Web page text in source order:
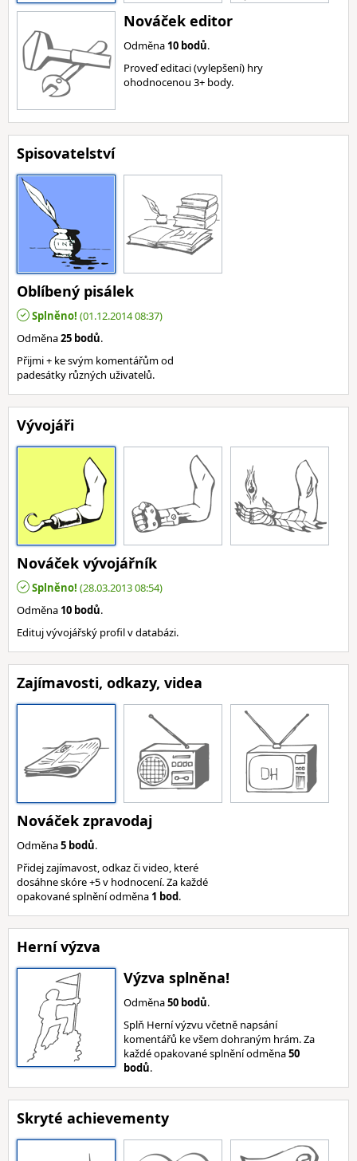
Nováček editor
Odměna 10 bodů.
Proveď editaci (vylepšení) hry
ohodnocenou 3+ body.
Spisovatelství
Oblíbený pisálek
Splněno! (01.12.2014 08:37)
Odměna25 bodů.
Přijmi + ke svým komentářům od
padesátky různých uživatelů.
Vývojáři
Nováček vývojářník
Splněno! (28.03.2013 08:54)
Odměna 10 bodů.
Edituj vývojářský profil v databázi.
Zajímavosti, odkazy, videa
Nováček zpravodaj
Odměna5 bodů.
Přidej zajímavost, odkaz či video, které
dosáhne skóre +5 v hodnocení. Za každé
opakované splnění odměna 1 bod.
Herní výzva
Výzva splněna!
Odměna50 bodů.
Splň Herní výzvu včetně napsání
komentářů ke všem dohraným hrám. Za
každé opakované splnění odměna50
bodů.
Skryté achievementy